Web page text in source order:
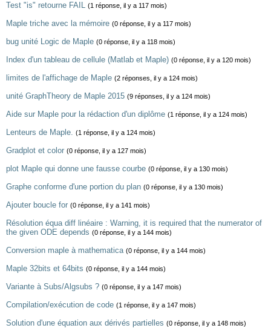
Test "is" retourne FAIL (1 réponse, il y a 117 mois)
Maple triche avec la mémoire (0 réponse, il y a 117 mois)
bug unité Logic de Maple (0 réponse, il y a 118 mois)
Index d'un tableau de cellule (Matlab et Maple) (0 réponse, il y a 120 mois)
limites de l'affichage de Maple (2 réponses, il y a 124 mois)
unité GraphTheory de Maple 2015 (9 réponses, il y a 124 mois)
Aide sur Maple pour la rédaction d'un diplôme (1 réponse, il y a 124 mois)
Lenteurs de Maple. (1 réponse, il y a 124 mois)
Gradplot et color (0 réponse, il y a 127 mois)
plot Maple qui donne une fausse courbe (0 réponse, il y a 130 mois)
Graphe conforme d'une portion du plan (0 réponse, il y a 130 mois)
Ajouter boucle for (0 réponse, il y a 141 mois)
Résolution équa diff linéaire : Warning, it is required that the numerator of
the given ODE depends (0 réponse, il y a 144 mois)
Conversion maple à mathematica (0 réponse, il y a 144 mois)
Maple 32bits et 64bits (0 réponse, il y a 144 mois)
Variante à Subs/Algsubs ? (0 réponse, il y a 147 mois)
Compilation/exécution de code (1 réponse, il y a 147 mois)
Solution d'une équation aux dérivés partielles (0 réponse, il y a 148 mois)